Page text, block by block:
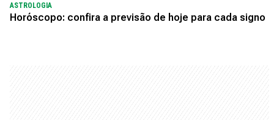
ASTROLOGIA
Horóscopo: confira a previsão de hoje para cada signo